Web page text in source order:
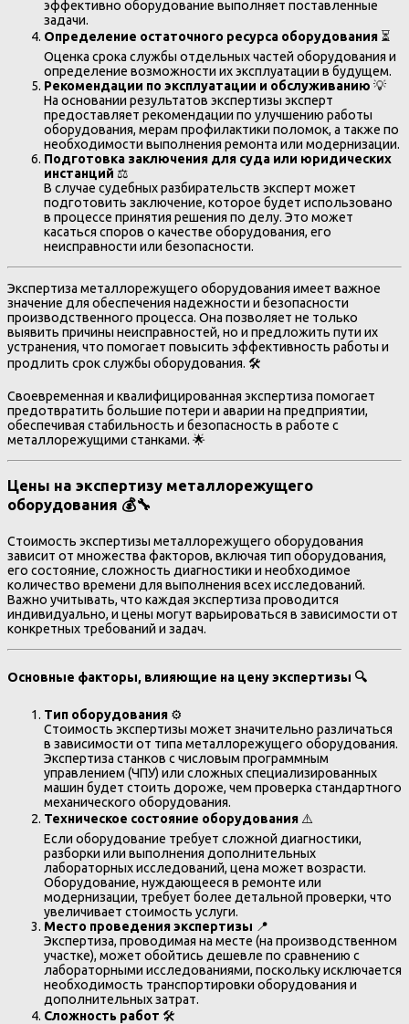
эффективно оборудование выполняет поставленные
задачи.
Определение остаточного ресурса оборудования ⏳
Оценка срока службы отдельных частей оборудования и
определение возможности их эксплуатации в будущем.
Рекомендации по эксплуатации и обслуживанию 💡
На основании результатов экспертизы эксперт
предоставляет рекомендации по улучшению работы
оборудования, мерам профилактики поломок, а также по
необходимости выполнения ремонта или модернизации.
Подготовка заключения для суда или юридических
инстанций ⚖️
В случае судебных разбирательств эксперт может
подготовить заключение, которое будет использовано
в процессе принятия решения по делу. Это может
касаться споров о качестве оборудования, его
неисправности или безопасности.
Экспертиза металлорежущего оборудования имеет важное
значение для обеспечения надежности и безопасности
производственного процесса. Она позволяет не только
выявить причины неисправностей, но и предложить пути их
устранения, что помогает повысить эффективность работы и
продлить срок службы оборудования. 🛠️
Своевременная и квалифицированная экспертиза помогает
предотвратить большие потери и аварии на предприятии,
обеспечивая стабильность и безопасность в работе с
металлорежущими станками. 🌟
Цены на экспертизу металлорежущего
оборудования 💰🔧
Стоимость экспертизы металлорежущего оборудования
зависит от множества факторов, включая тип оборудования,
его состояние, сложность диагностики и необходимое
количество времени для выполнения всех исследований.
Важно учитывать, что каждая экспертиза проводится
индивидуально, и цены могут варьироваться в зависимости от
конкретных требований и задач.
Основные факторы, влияющие на цену экспертизы 🔍
Тип оборудования ⚙️
Стоимость экспертизы может значительно различаться
в зависимости от типа металлорежущего оборудования.
Экспертиза станков с числовым программным
управлением (ЧПУ) или сложных специализированных
машин будет стоить дороже, чем проверка стандартного
механического оборудования.
Техническое состояние оборудования ⚠️
Если оборудование требует сложной диагностики,
разборки или выполнения дополнительных
лабораторных исследований, цена может возрасти.
Оборудование, нуждающееся в ремонте или
модернизации, требует более детальной проверки, что
увеличивает стоимость услуги.
Место проведения экспертизы 📍
Экспертиза, проводимая на месте (на производственном
участке), может обойтись дешевле по сравнению с
лабораторными исследованиями, поскольку исключается
необходимость транспортировки оборудования и
дополнительных затрат.
Сложность работ 🛠️